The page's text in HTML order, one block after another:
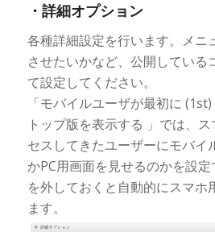
・詳細オプション
各種詳細設定を行います。メニ
させたいかなど、公開している
て設定してください。
「モバイルユーザが最初に
トップ版を表示する 」では、
セスしてきたユーザーにモバイ
かPC用画面を見せるのかを設
を外しておくと自動的にスマホ
ます。